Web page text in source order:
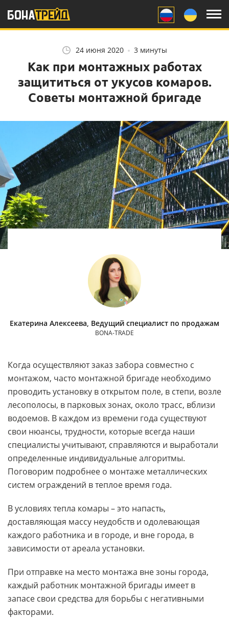
Заказчику
Монтажникам
Как при монтажных
работах защититься от
укусов комаров.
Советы монтажной
бригаде
Другое
Забор, как звено
личностного портрета.
24 июня 2020 3 минуты
Как при монтажных работах
защититься от укусов комаров.
Советы монтажной бригаде
Екатерина Алексеева, Ведущий специалист по продажам
BONA-TRADE
Когда осуществляют заказ забора совместно с
монтажом, часто монтажной бригаде необходимо
проводить установку в открытом поле, в степи, возле
лесополосы, в парковых зонах, около трасс, вблизи
водоемов. В каждом из времени года существуют
свои нюансы, трудности, которые всегда наши
специалисты учитывают, справляются и выработали
определенные индивидуальные алгоритмы.
Поговорим подробнее о монтаже металлических
систем ограждений в теплое время года.
В условиях тепла комары – это напасть,
доставляющая массу неудобств и одолевающая
каждого работника и в городе, и вне города, в
зависимости от ареала установки.
При отправке на место монтажа вне зоны города,
каждый работник монтажной бригады имеет в
запасе свои средства для борьбы с негативными
факторами.